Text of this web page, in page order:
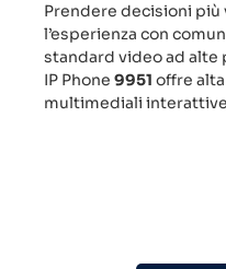
Prendere decisioni
l’esperienza con
standard video ad alte
IP Phone 9951 offre
multimediali